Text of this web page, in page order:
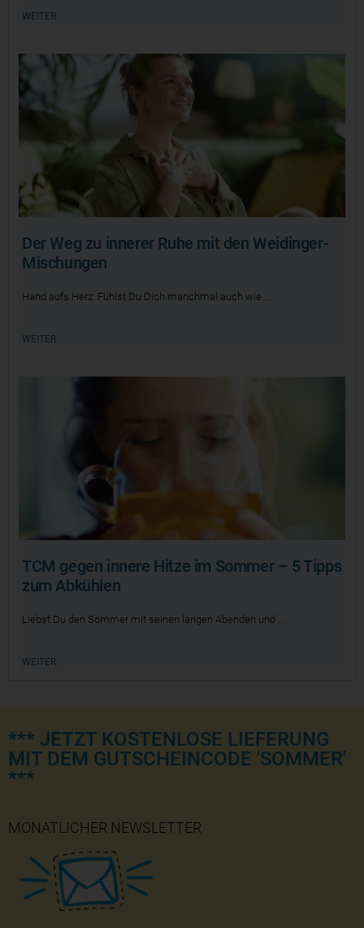
WEITER
Der Weg zu innerer Ruhe mit den Weidinger-
Mischungen
Hand aufs Herz: Fühlst Du Dich manchmal auch wie
WEITER
TCM gegen innere Hitze im Sommer – 5 Tipps
zum Abkühlen
Liebst Du den Sommer mit seinen langen Abenden und
WEITER
*** JETZT KOSTENLOSE LIEFERUNG
MIT DEM GUTSCHEINCODE 'SOMMER'
***
MONATLICHER NEWSLETTER